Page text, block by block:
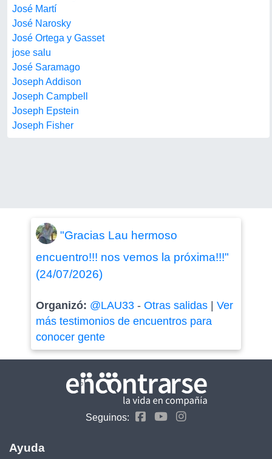
José Martí
José Narosky
José Ortega y Gasset
jose salu
José Saramago
Joseph Addison
Joseph Campbell
Joseph Epstein
Joseph Fisher
"Gracias Lau hermoso
encuentro!!! nos vemos la próxima!!!"
(24/07/2026)
Organizó: @LAU33- Otras salidas| Ver
más testimonios de encuentros para
conocer gente
Seguinos:
Ayuda